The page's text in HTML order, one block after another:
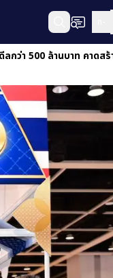
า 500 ล้านบาท คาดสร้